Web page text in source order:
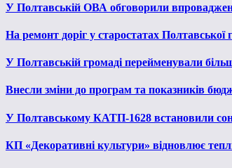
У Полтавській ОВА обговорили
На ремонт доріг у старостатах
У Полтавській громаді перейменували
Внесли зміни до програм та показників
У Полтавському КАТП-1628 встановили
КП «Декоративні культури» відновлює